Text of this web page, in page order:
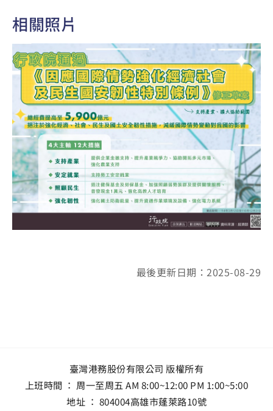
相關照片
最後更新日期：2025-08-29
臺灣港務股份有限公司 版權所有
上班時間 ： 周一至周五 AM 8:00~12:00 PM 1:00~5:00
地址 ： 804004高雄市蓬萊路10號